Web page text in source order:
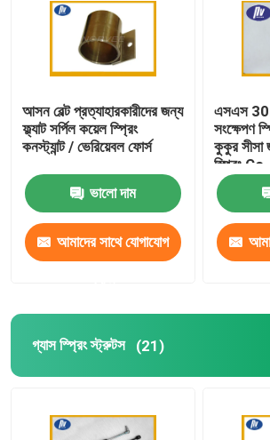
আসন বেল্ট প্রত্যাহারকারীদের জন্য
ফ্ল্যাট সর্পিল কয়েল স্প্রিং
কনস্ট্যান্ট / ভেরিয়েবল ফোর্স
ভালো দাম
আমাদের সাথে যোগাযোগ
এসএস 302
সংক্ষেপণ
কুকুর সীসা
স্প্রিং Co
গ্যাস স্প্রিং স্ট্রুটস (21)